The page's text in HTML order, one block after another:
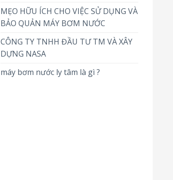
MẸO HỮU ÍCH CHO VIỆC SỬ DỤNG VÀ
BẢO QUẢN MÁY BƠM NƯỚC
CÔNG TY TNHH ĐẦU TƯ TM VÀ XÂY
DỰNG NASA
máy bơm nước ly tâm là gì ?